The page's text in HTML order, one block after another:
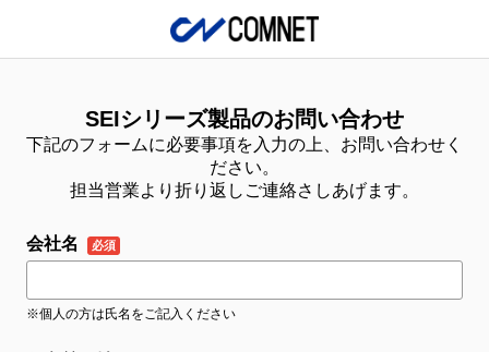
SEIシリーズ製品のお問い合わせ
下記のフォームに必要事項を入力の上、お問い合わせく
ださい。
担当営業より折り返しご連絡さしあげます。
会社名
※個人の方は氏名をご記入ください